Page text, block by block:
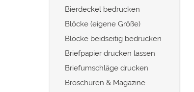
Bierdeckel bedrucken
Blöcke (eigene Größe)
Blöcke beidseitig bedrucken
Briefpapier drucken lassen
Briefumschläge drucken
Broschüren & Magazine